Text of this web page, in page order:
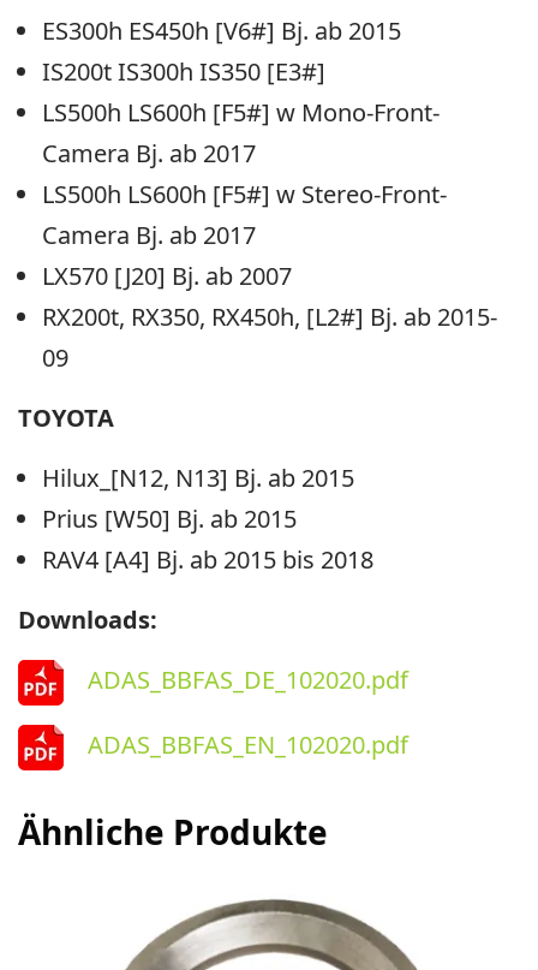
ES300h ES450h [V6#] Bj. ab 2015
IS200t IS300h IS350 [E3#]
LS500h LS600h [F5#] w Mono-Front-
Camera Bj. ab 2017
LS500h LS600h [F5#] w Stereo-Front-
Camera Bj. ab 2017
LX570 [J20] Bj. ab 2007
RX200t, RX350, RX450h, [L2#] Bj. ab 2015-
09
TOYOTA
Hilux_[N12, N13] Bj. ab 2015
Prius [W50] Bj. ab 2015
RAV4 [A4] Bj. ab 2015 bis 2018
Downloads:
ADAS_BBFAS_DE_102020.pdf
ADAS_BBFAS_EN_102020.pdf
Ähnliche Produkte